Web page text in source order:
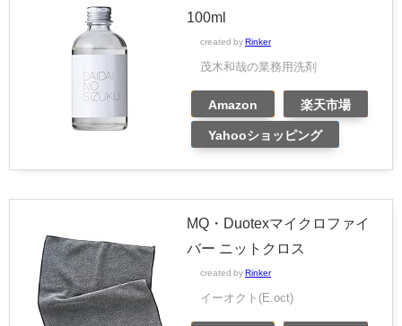
100ml
created by Rinker
茂木和哉の業務用洗剤
Amazon 楽天市場
Yahooショッピング
MQ・Duotexマイクロファイ
バー ニットクロス
created by Rinker
イーオクト(E.oct)